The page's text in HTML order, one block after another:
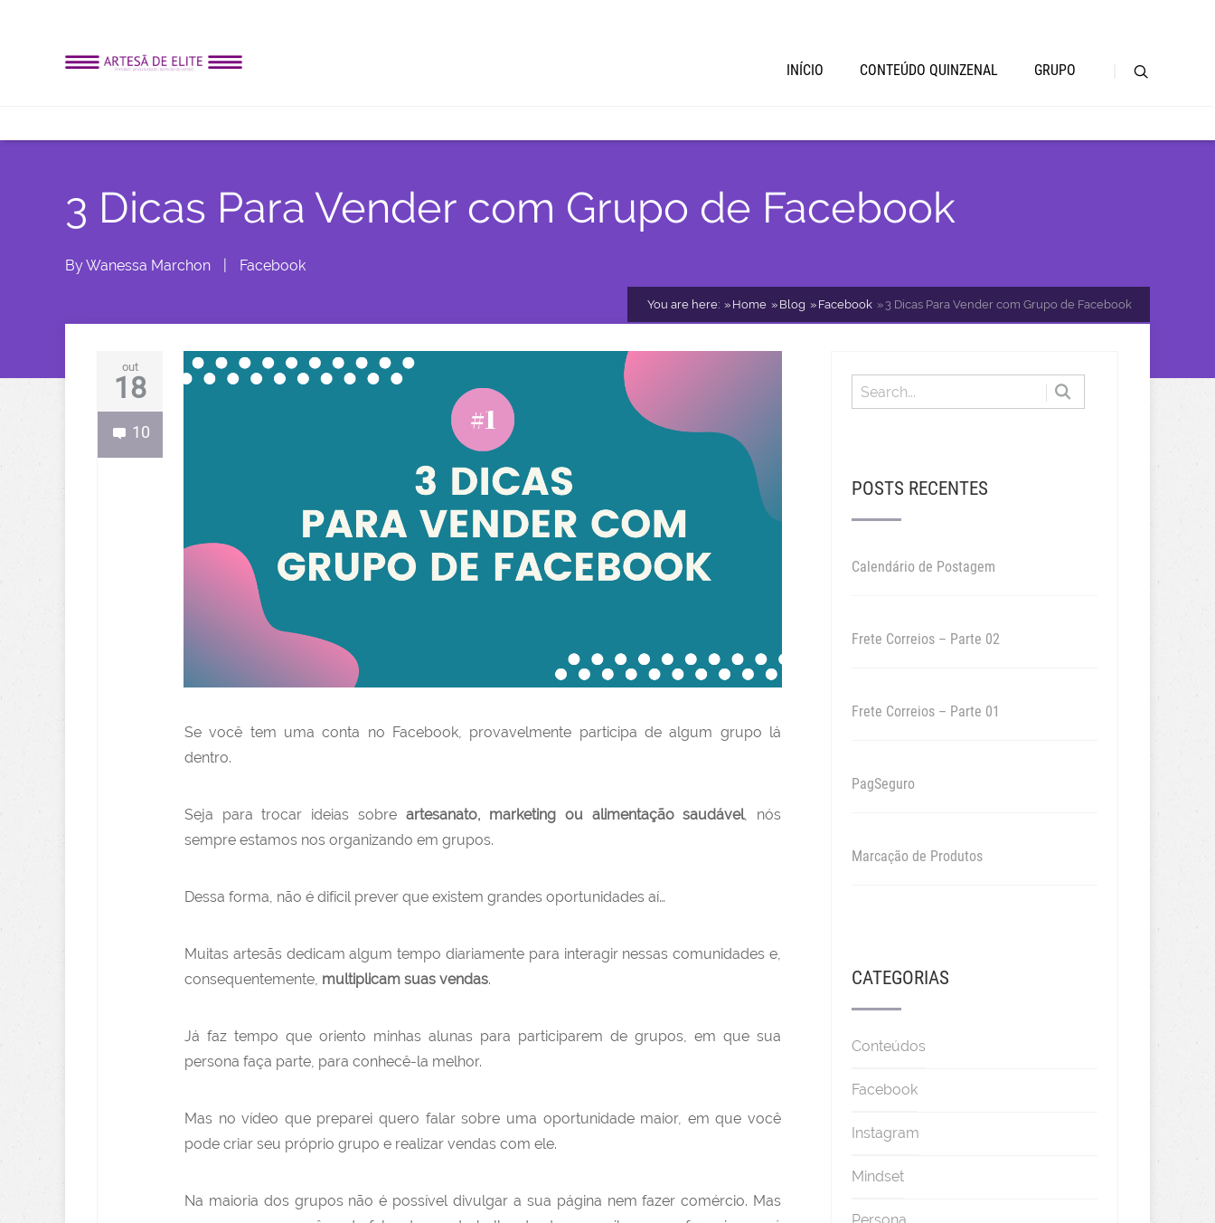
INÍCIO CONTEÚDO QUINZENAL GRUPO
3 Dicas Para Vender com Grupo de Facebook
ByWanessa Marchon Facebook
You are here: Home Blog Facebook 3 Dicas Para Vender com Grupo de Facebook
out
18
10
Se você tem uma conta no Facebook, provavelmente participa de algum grupo lá
dentro.
Seja para trocar ideias sobreartesanato, marketing ou alimentação saudável, nós
sempre estamos nos organizando em grupos.
Dessa forma, não é difícil prever que existem grandes oportunidades aí…
Muitas artesãs dedicam algum tempo diariamente para interagir nessas comunidades e,
consequentemente, multiplicam suas vendas.
Já faz tempo que oriento minhas alunas para participarem de grupos, em que sua
persona faça parte, para conhecê-la melhor.
Mas no vídeo que preparei quero falar sobre uma oportunidade maior, em que você
pode criar seu próprio grupo e realizar vendas com ele.
Na maioria dos grupos não é possível divulgar a sua página nem fazer comércio. Mas
POSTS RECENTES
Calendário de Postagem
Frete Correios – Parte 02
Frete Correios – Parte 01
PagSeguro
Marcação de Produtos
CATEGORIAS
Conteúdos
Facebook
Instagram
Mindset